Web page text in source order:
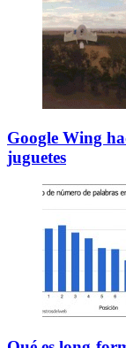
Google Wing
juguetes